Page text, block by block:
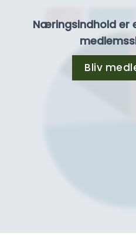
Næringsindhold er
Bliv